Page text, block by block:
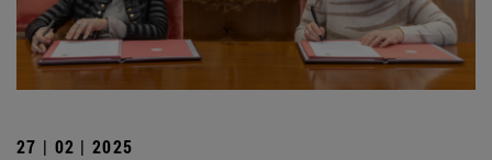
27 | 02 | 2025